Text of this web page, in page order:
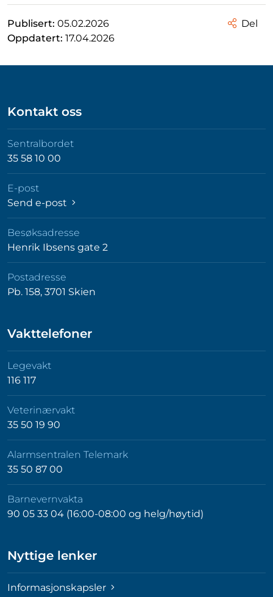
Publisert: 05.02.2026
Oppdatert: 17.04.2026
Del
Kontakt oss
Sentralbordet
35 58 10 00
E-post
Send e-post
Besøksadresse
Henrik Ibsens gate 2
Postadresse
Pb. 158, 3701 Skien
Vakttelefoner
Legevakt
116 117
Veterinærvakt
35 50 19 90
Alarmsentralen Telemark
35 50 87 00
Barnevernvakta
90 05 33 04 (16:00-08:00 og helg/høytid)
Nyttige lenker
Informasjonskapsler